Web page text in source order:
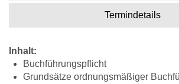
Termindetails
Inhalt:
Buchführungspflicht
Grundsätze ordnungsmäßiger